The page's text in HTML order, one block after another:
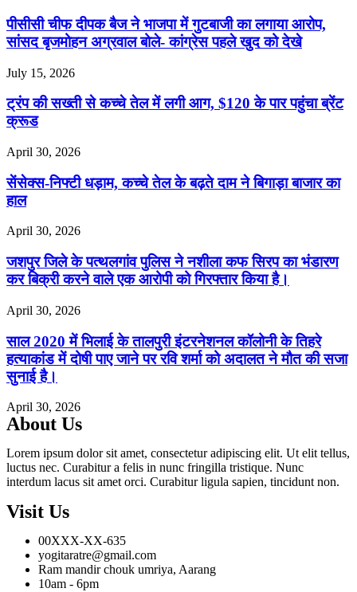
पीसीसी चीफ दीपक बैज ने भाजपा में गुटबाजी का लगाया आरोप,
सांसद बृजमोहन अग्रवाल बोले- कांग्रेस पहले खुद को देखे
July 15, 2026
ट्रंप की सख्ती से कच्चे तेल में लगी आग, $120 के पार पहुंचा ब्रेंट
क्रूड
April 30, 2026
सेंसेक्स-निफ्टी धड़ाम, कच्चे तेल के बढ़ते दाम ने बिगाड़ा बाजार का
हाल
April 30, 2026
जशपुर जिले के पत्थलगांव पुलिस ने नशीला कफ सिरप का भंडारण
कर बिक्री करने वाले एक आरोपी को गिरफ्तार किया है।
April 30, 2026
साल 2020 में भिलाई के तालपुरी इंटरनेशनल कॉलोनी के तिहरे
हत्याकांड में दोषी पाए जाने पर रवि शर्मा को अदालत ने मौत की सजा
सुनाई है।
April 30, 2026
About Us
Lorem ipsum dolor sit amet, consectetur adipiscing elit. Ut elit tellus,
luctus nec. Curabitur a felis in nunc fringilla tristique. Nunc
interdum lacus sit amet orci. Curabitur ligula sapien, tincidunt non.
Visit Us
00XXX-XX-635
yogitaratre@gmail.com
Ram mandir chouk umriya, Aarang
10am - 6pm